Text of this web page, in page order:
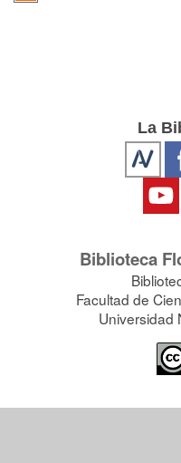
La
Biblioteca
Facultad de
Universidad